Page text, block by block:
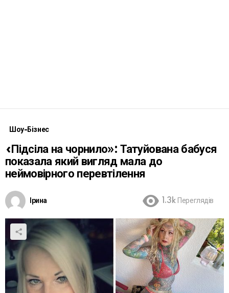
Шоу-Бізнес
«Підсіла на чорнило»: Татуйована бабуся
показала який вигляд мала до
неймовірного перевтілення
Ірина 1.3k Переглядів